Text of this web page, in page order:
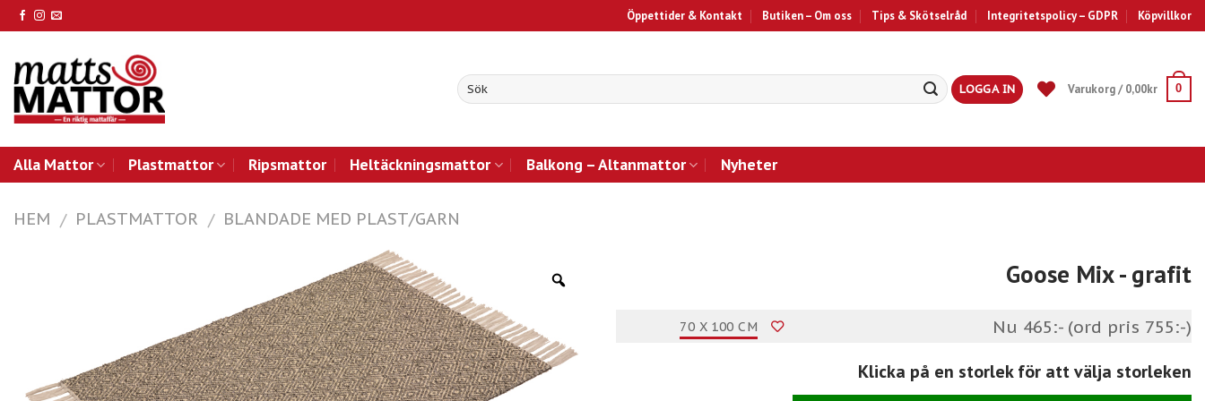
Skip
to
Öppettider & Kontakt Butiken – Om oss Tips & Skötselråd Integritetspolicy – GDPR Köpvillkor
LOGGA IN Varukorg /0,00kr 0
Alla Mattor Plastmattor Ripsmattor Heltäckningsmattor Balkong – Altanmattor Nyheter
HEM / PLASTMATTOR / BLANDADE MED PLAST/GARN
Goose Mix- grafit
70 X 100 CM Nu 465:- (ord pris 755:-)
Klicka på en storlek för att välja storleken